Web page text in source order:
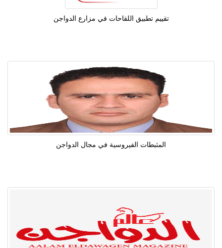
تقييم تطبيق اللقاحات في مزارع الدواجن
المثبطات الفيروسية في مجال الدواجن